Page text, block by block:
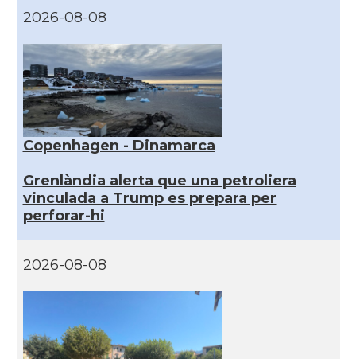
2026-08-08
Copenhagen - Dinamarca
Grenlàndia alerta que una petroliera
vinculada a Trump es prepara per
perforar-hi
2026-08-08